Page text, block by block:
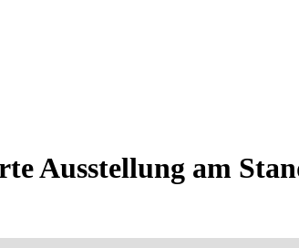
Ausstellung am